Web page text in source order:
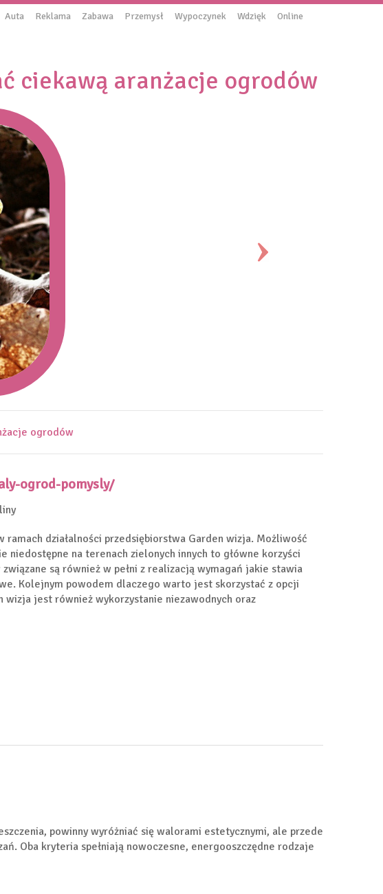
Auta Reklama Zabawa Przemysł Wypoczynek Wdzięk Online
ciekawą aranżacje ogrodów
ogrodów
ogrod-pomysly/
działalności przedsiębiorstwa Garden wizja. Możliwość
na terenach zielonych innych to główne korzyści
są również w pełni z realizacją wymagań jakie stawia
Kolejnym powodem dlaczego warto jest skorzystać z opcji
wizja jest również wykorzystanie niezawodnych oraz
powinny wyróżniać się walorami estetycznymi, ale przede
Oba kryteria spełniają nowoczesne, energooszczędne rodzaje